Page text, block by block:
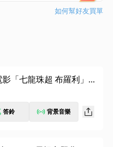
如何幫好友買單
「七龍珠超 布羅利」主
答鈴 背景音樂